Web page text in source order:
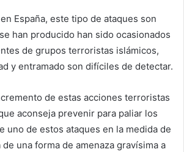
España, este tipo de ataques son
han producido han sido ocasionados
de grupos terroristas islámicos,
y entramado son difíciles de detectar.
de estas acciones terroristas
aconseja prevenir para paliar los
uno de estos ataques en la medida de
una forma de amenaza gravísima a